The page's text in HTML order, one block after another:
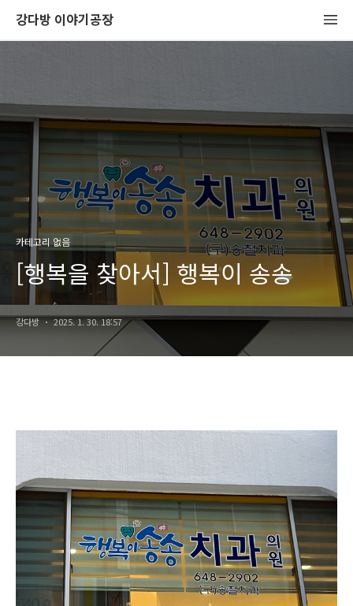
강다방 이야기공장
카테고리 없음
[행복을 찾아서] 행복이 송송
강다방 2025. 1. 30. 18:57